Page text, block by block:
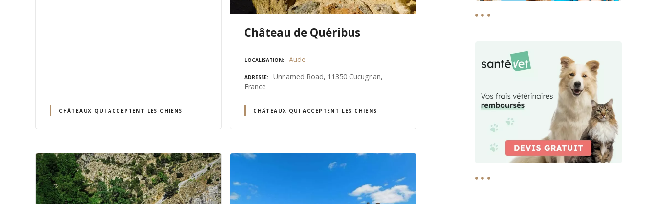
CHÂTEAUX QUI ACCEPTENT LES CHIENS
Château de Quéribus
LOCALISATION Aude
ADRESSE
Unnamed Road, 11350 Cucugnan,
France
CHÂTEAUX QUI ACCEPTENT LES CHIENS